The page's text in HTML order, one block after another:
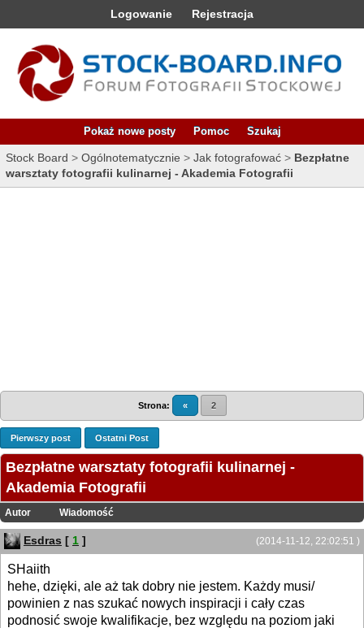
Logowanie Rejestracja
Pokaż nowe posty Pomoc Szukaj
Stock Board > Ogólnotematycznie > Jak fotografować > Bezpłatne
warsztaty fotografii kulinarnej - Akademia Fotografii
Strona: « 2
Pierwszy post Ostatni Post
Bezpłatne warsztaty fotografii kulinarnej -
Akademia Fotografii
Autor Wiadomość
(2014-11-12, 22:02:51 )
Esdras [ 1 ]
SHaiith
hehe, dzięki, ale aż tak dobry nie jestem. Każdy musi/
powinien z nas szukać nowych inspiracji i cały czas
podnosić swoje kwalifikacje, bez względu na poziom jaki